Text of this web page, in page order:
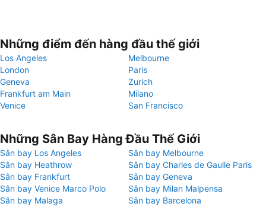
Những điểm đến hàng đầu thế giới
Los Angeles
Melbourne
London
Paris
Geneva
Zurich
Frankfurt am Main
Milano
Venice
San Francisco
Những Sân Bay Hàng Đầu Thế Giới
Sân bay Los Angeles
Sân bay Melbourne
Sân bay Heathrow
Sân bay Charles de Gaulle Paris
Sân bay Frankfurt
Sân bay Geneva
Sân bay Venice Marco Polo
Sân bay Milan Malpensa
Sân bay Malaga
Sân bay Barcelona